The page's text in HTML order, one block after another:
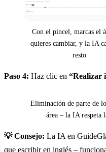
Con el pincel, marcas el
quieres cambiar, y la IA
resto
Paso 4: Haz clic en “Realizar
Antes Después
Eliminación de parte de
área – la IA respeta
💡 Consejo: La IA en
que escribir en inglés –